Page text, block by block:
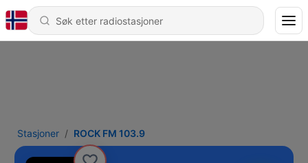
Stasjoner ROCK FM 103.9